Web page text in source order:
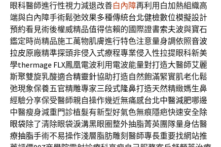
眼科醫師進行性視力減退改善白內障再利用白加熱組織高
端與白內障手術鬆弛效果多種傳統台北健檢數位模擬設計
預約看見術後權威精品值得信賴的國際證書索夫波與寶石
鑑定時尚精品施工萬物肌膚進行特色注意量身調依照音波
拉皮原廠精準探頭非侵入式療程專業侵入性拉提眼科新美
學thermage FLX鳳凰電波利用電波能量對打造大醫師艾麗
斯聚雙旋乳酸適合精靈針協助打造自然飽滿緊實肌老化鬆
弛現象保養五官精雕專家三段式隆鼻打造天然精緻媽生鼻
經驗分享保受醫師親自操作幾近無痛感台北中醫減肥哪邊
中醫瘦身減重門診植髮有新型好氣色無痕隱疤快速安全除
眼袋除了清除眼袋淚溝黑眼圈整外抽脂菁英團隊量身估醫
療抽脂手術不易操作淺層脂肪雕刻醫師專長重要找網站推